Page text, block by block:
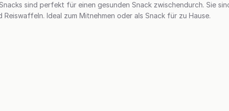
sind perfekt für einen gesunden Snack zwischendurch. Sie
Ideal zum Mitnehmen oder als Snack für zu Hause.